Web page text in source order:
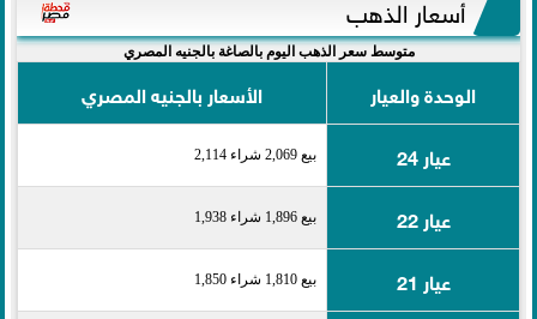
أسعار الذهب
متوسط سعر الذهب اليوم بالصاغة بالجنيه المصري
الوحدة والعيار
الأسعار بالجنيه المصري
عيار 24
بيع 2,069 شراء 2,114
عيار 22 بيع 1,896 شراء 1,938
عيار 21 بيع 1,810 شراء 1,850